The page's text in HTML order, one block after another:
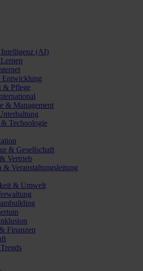
(AI)
Entwicklung
& Pflege
& Management
Technologie
& Gesellschaft
Vertrieb
& Veranstaltungsleitung
& Umwelt
Finanzen